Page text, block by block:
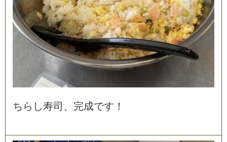
ち ら し寿司 、 完成です ！